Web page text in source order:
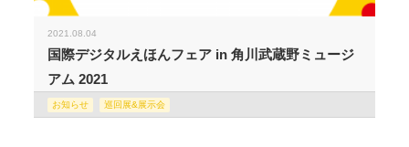
2021.08.04
国際デジタルえほんフェア in 角川武蔵野ミュージ
アム 2021
お知らせ 巡回展&展示会